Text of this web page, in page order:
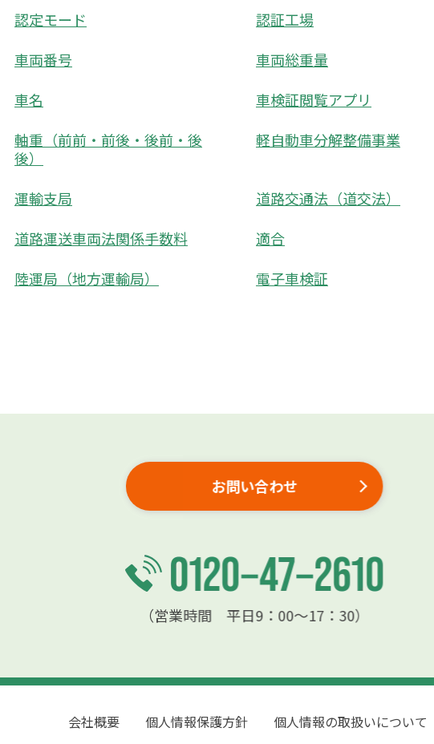
認定モード
認証工場
車両番号
車両総重量
車名
車検証閲覧アプリ
軸重（前前・前後・後前・後
後）
軽自動車分解整備事業
運輸支局
道路交通法（道交法）
道路運送車両法関係手数料
適合
陸運局（地方運輸局）
電子車検証
お問い合わせ
（営業時間 平日9：00〜17：30）
会社概要 個人情報保護方針 個人情報の取扱いについて